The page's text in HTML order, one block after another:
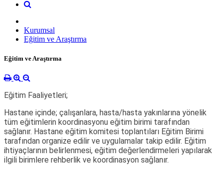
Kurumsal
Eğitim ve Araştırma
Eğitim ve Araştırma
Eğitim Faaliyetleri;
Hastane içinde; çalışanlara, hasta/hasta yakınlarına yönelik
tüm eğitimlerin koordinasyonu eğitim birimi tarafından
sağlanır. Hastane eğitim komitesi toplantıları Eğitim Birimi
tarafından organize edilir ve uygulamalar takip edilir. Eğitim
ihtiyaçlarının belirlenmesi, eğitim değerlendirmeleri yapılarak
ilgili birimlere rehberlik ve koordinasyon sağlanır.